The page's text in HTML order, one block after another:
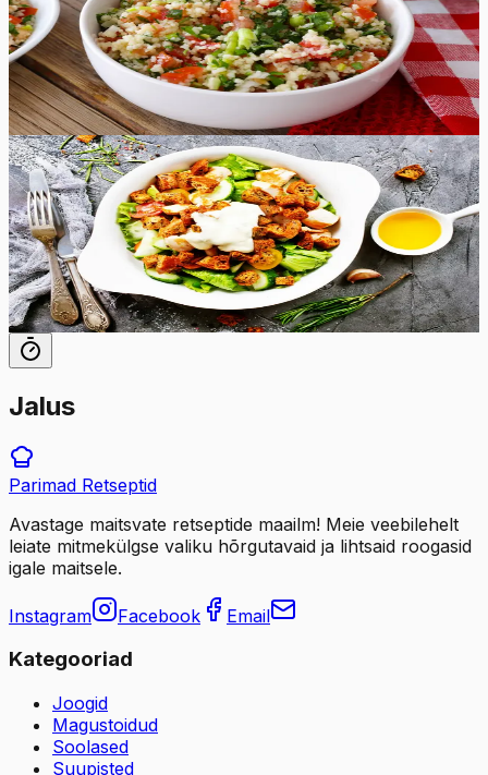
Tabbouleh on populaarne Liibanonist pärit tervislik salat,
mis sisaldab bulgurit ja rohkelt peterselli.
40min
6tk
Keskmine
5.0Hinnang:(8)
Caesari salat kanaga
Caesari salat kanaga
45min
3tk
Jalus
Parimad Retseptid
Avastage maitsvate retseptide maailm! Meie veebilehelt
leiate mitmekülgse valiku hõrgutavaid ja lihtsaid roogasid
igale maitsele.
Instagram Facebook Email
Kategooriad
Joogid
Magustoidud
Soolased
Suupisted